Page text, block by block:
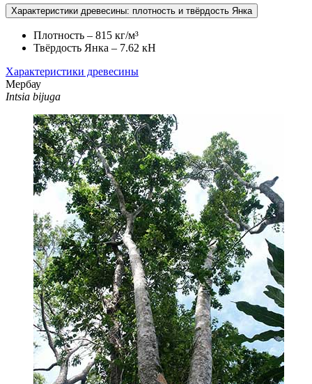
Характеристики древесины: плотность и твёрдость Янка
Плотность – 815 кг/м³
Твёрдость Янка – 7.62 кН
Характеристики древесины
Мербау
Intsia bijuga